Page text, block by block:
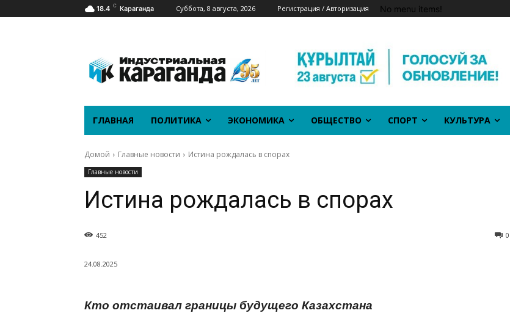
18.4 C Караганда Суббота, 8 августа, 2026 Регистрация / Авторизация No menu items!
ГЛАВНАЯ ПОЛИТИКА ЭКОНОМИКА ОБЩЕСТВО СПОРТ КУЛЬТУРА
Домой Главные новости Истина рождалась в спорах
Главные новости
Истина рождалась в спорах
0
452
24.08.2025
Кто отстаивал границы будущего Казахстана